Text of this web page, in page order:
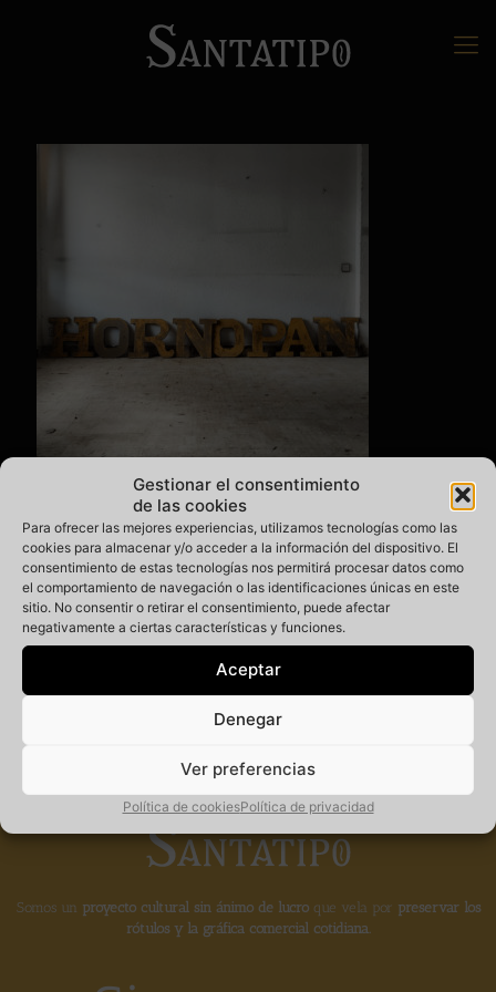
Gestionar el consentimiento
de las cookies
Para ofrecer las mejores experiencias, utilizamos tecnologías como las
cookies para almacenar y/o acceder a la información del dispositivo. El
consentimiento de estas tecnologías nos permitirá procesar datos como
el comportamiento de navegación o las identificaciones únicas en este
sitio. No consentir o retirar el consentimiento, puede afectar
negativamente a ciertas características y funciones.
Aceptar
Denegar
Ver preferencias
Política de cookiesPolítica de privacidad
Miembro
fundador de la
Somos un proyecto cultural sin ánimo de lucroque vela por preservar los
rótulos y la gráfica comercial cotidiana.